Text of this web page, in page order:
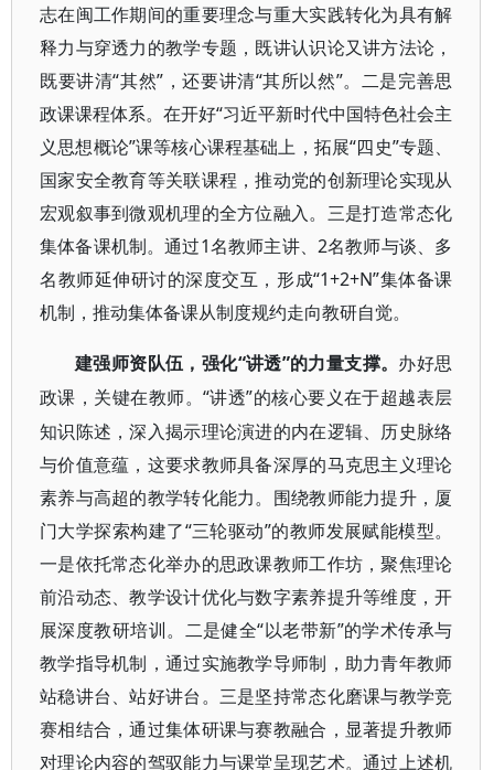
志在闽工作期间的重要理念与重大实践转化为具有解
释力与穿透力的教学专题，既讲认识论又讲方法论，
既要讲清“其然”，还要讲清“其所以然”。二是完善思
政课课程体系。在开好“习近平新时代中国特色社会主
义思想概论”课等核心课程基础上，拓展“四史”专题、
国家安全教育等关联课程，推动党的创新理论实现从
宏观叙事到微观机理的全方位融入。三是打造常态化
集体备课机制。通过1名教师主讲、2名教师与谈、多
名教师延伸研讨的深度交互，形成“1+2+N”集体备课
机制，推动集体备课从制度规约走向教研自觉。
建强师资队伍，强化“讲透”的力量支撑。
办好思
政课，关键在教师。“讲透”的核心要义在于超越表层
知识陈述，深入揭示理论演进的内在逻辑、历史脉络
与价值意蕴，这要求教师具备深厚的马克思主义理论
素养与高超的教学转化能力。围绕教师能力提升，厦
门大学探索构建了“三轮驱动”的教师发展赋能模型。
一是依托常态化举办的思政课教师工作坊，聚焦理论
前沿动态、教学设计优化与数字素养提升等维度，开
展深度教研培训。二是健全“以老带新”的学术传承与
教学指导机制，通过实施教学导师制，助力青年教师
站稳讲台、站好讲台。三是坚持常态化磨课与教学竞
赛相结合，通过集体研课与赛教融合，显著提升教师
对理论内容的驾驭能力与课堂呈现艺术。通过上述机